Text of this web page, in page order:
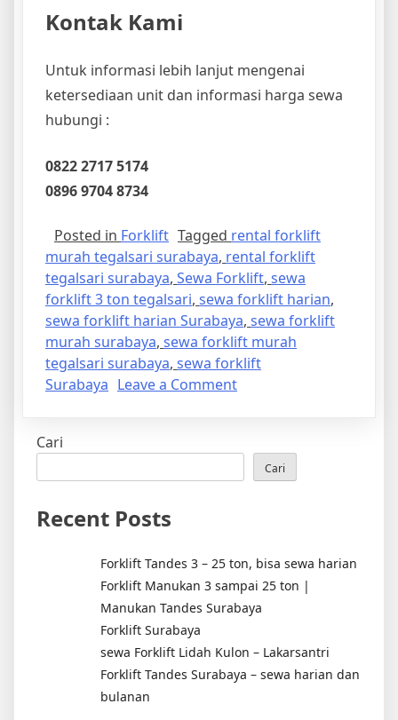
Kontak Kami
Untuk informasi lebih lanjut mengenai
ketersediaan unit dan informasi harga sewa
hubungi :
0822 2717 5174
0896 9704 8734
Posted in Forklift Tagged rental forklift
murah tegalsari surabaya, rental forklift
tegalsari surabaya, Sewa Forklift, sewa
forklift 3 ton tegalsari, sewa forklift harian,
sewa forklift harian Surabaya, sewa forklift
murah surabaya, sewa forklift murah
tegalsari surabaya, sewa forklift
Surabaya Leave a Commenton
Tegalsari
Murah
Cari
Cari
Recent Posts
Forklift Tandes 3 – 25 ton, bisa sewa harian
Forklift Manukan 3 sampai 25 ton |
Manukan Tandes Surabaya
Forklift Surabaya
sewa Forklift Lidah Kulon – Lakarsantri
Forklift Tandes Surabaya – sewa harian dan
bulanan